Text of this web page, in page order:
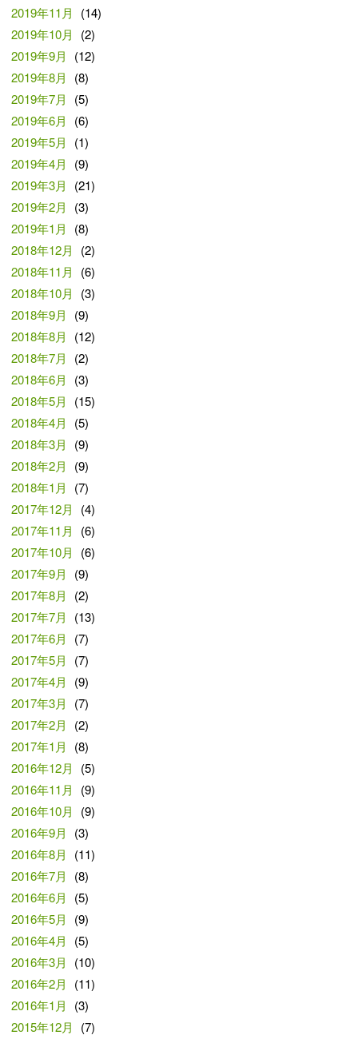
2019年11月
(14)
2019年10月
(2)
2019年9月
(12)
2019年8月
(8)
2019年7月
(5)
2019年6月
(6)
2019年5月
(1)
2019年4月
(9)
2019年3月
(21)
2019年2月
(3)
2019年1月
(8)
2018年12月
(2)
2018年11月
(6)
2018年10月
(3)
2018年9月
(9)
2018年8月
(12)
2018年7月
(2)
2018年6月
(3)
2018年5月
(15)
2018年4月
(5)
2018年3月
(9)
2018年2月
(9)
2018年1月
(7)
2017年12月
(4)
2017年11月
(6)
2017年10月
(6)
2017年9月
(9)
2017年8月
(2)
2017年7月
(13)
2017年6月
(7)
2017年5月
(7)
2017年4月
(9)
2017年3月
(7)
2017年2月
(2)
2017年1月
(8)
2016年12月
(5)
2016年11月
(9)
2016年10月
(9)
2016年9月
(3)
2016年8月
(11)
2016年7月
(8)
2016年6月
(5)
2016年5月
(9)
2016年4月
(5)
2016年3月
(10)
2016年2月
(11)
2016年1月
(3)
2015年12月
(7)